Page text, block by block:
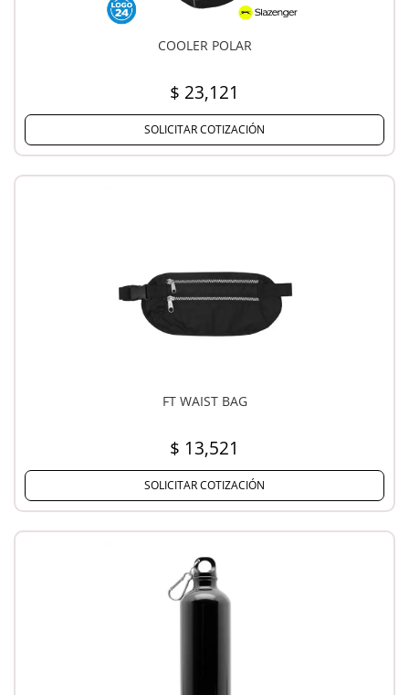
COOLER POLAR
$ 23,121
SOLICITAR COTIZACIÓN
FT WAIST BAG
$ 13,521
SOLICITAR COTIZACIÓN